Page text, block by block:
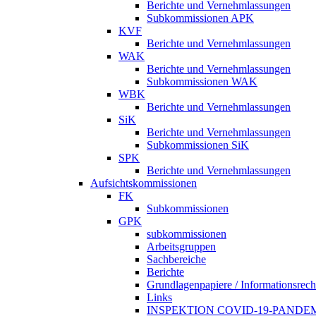
Berichte und Vernehmlassungen
Subkommissionen APK
KVF
Berichte und Vernehmlassungen
WAK
Berichte und Vernehmlassungen
Subkommissionen WAK
WBK
Berichte und Vernehmlassungen
SiK
Berichte und Vernehmlassungen
Subkommissionen SiK
SPK
Berichte und Vernehmlassungen
Aufsichtskommissionen
FK
Subkommissionen
GPK
subkommissionen
Arbeitsgruppen
Sachbereiche
Berichte
Grundlagenpapiere /
Links
INSPEKTION COVID-19-